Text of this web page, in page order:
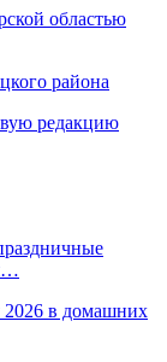
областью
района
редакцию
в домашних